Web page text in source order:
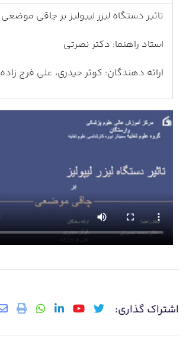
تاثیر دستگاه لیزر لیپولیز بر چاقی موضعی
استاد راهنما: دکتر نصرتی
ارائه دهندگان: کوثر حیدری، علی فرج زاده
اشتراک گذاری: